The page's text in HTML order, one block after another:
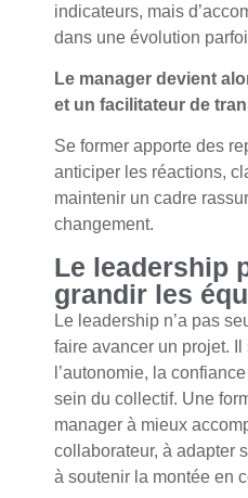
indicateurs, mais
dans une évolution
Le manager devient
et un facilitateur de
Se former apporte des
anticiper les réactions,
maintenir un cadre
changement.
Le leadership
grandir les
Le leadership n’a pas
faire avancer un projet.
l’autonomie, la
sein du collectif. Une
manager à mieux
collaborateur, à adapter
à soutenir la montée en